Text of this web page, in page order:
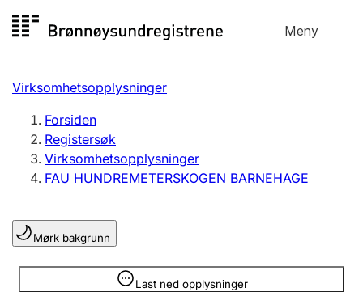
til
Meny
Registersøk
Aksjeselskap
Enkeltpersonforetak
Registrere, endre, slette
Lag og forening
Registrere, endre, slette
Virksomhetsopplysninger
Forsiden
Registersøk
Virksomhetsopplysninger
FAU HUNDREMETERSKOGEN BARNEHAGE
Mørk bakgrunn
Last ned opplysninger
Opplysninger er skjult